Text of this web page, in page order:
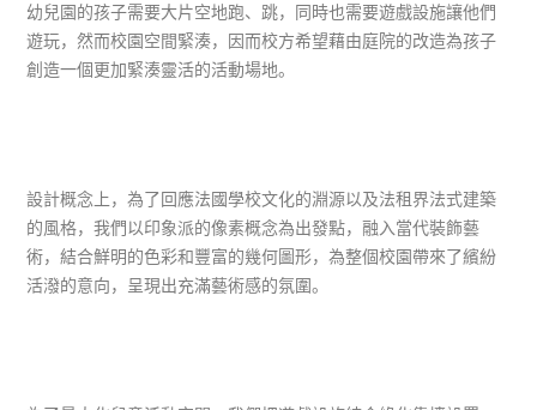
幼兒園的孩子需要大片空地跑、跳，同時也需要遊戲設施讓他們
遊玩，然而校園空間緊湊，因而校方希望藉由庭院的改造為孩子
創造一個更加緊湊靈活的活動場地。
設計概念上，為了回應法國學校文化的淵源以及法租界法式建築
的風格，我們以印象派的像素概念為出發點，融入當代裝飾藝
術，結合鮮明的色彩和豐富的幾何圖形，為整個校園帶來了繽紛
活潑的意向，呈現出充滿藝術感的氛圍。